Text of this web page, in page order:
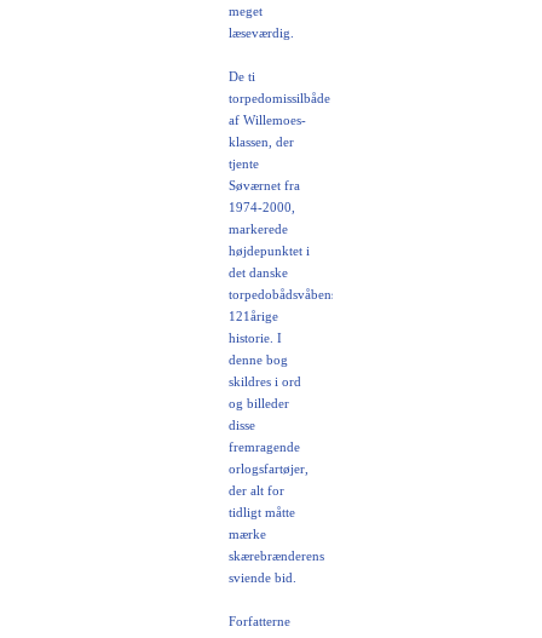
meget
læseværdig.
De ti
torpedomissilbåde
af Willemoes-
klassen, der
tjente
Søværnet fra
1974-2000,
markerede
højdepunktet i
det danske
torpedobådsvåbens
121årige
historie. I
denne bog
skildres i ord
og billeder
disse
fremragende
orlogsfartøjer,
der alt for
tidligt måtte
mærke
skærebrænderens
sviende bid.
Forfatterne